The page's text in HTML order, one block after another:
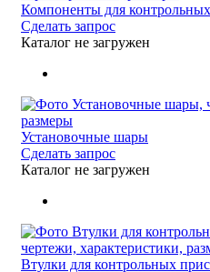
Компоненты для
Сделать запрос
Каталог не загружен
Установочные шары
Сделать запрос
Каталог не загружен
Втулки для контрольных